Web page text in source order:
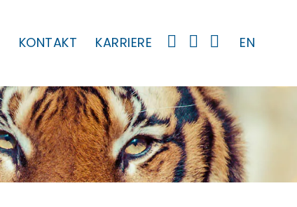
KONTAKT KARRIERE EN